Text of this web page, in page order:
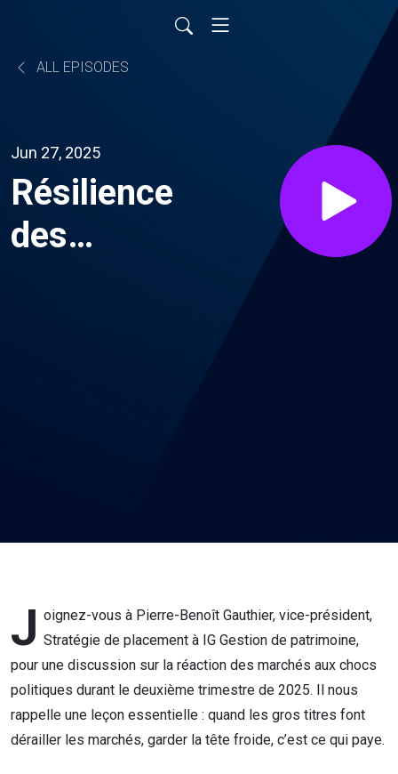
ALL EPISODES
Jun 27, 2025
Résilience
des
J oignez-vous à Pierre-Benoît Gauthier, vice-président,
Stratégie de placement à IG Gestion de patrimoine,
pour une discussion sur la réaction des marchés aux chocs
politiques durant le deuxième trimestre de 2025. Il nous
rappelle une leçon essentielle : quand les gros titres font
dérailler les marchés, garder la tête froide, c’est ce qui paye.